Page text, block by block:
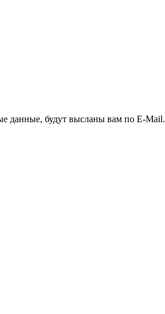
данные, будут высланы вам по E-Mail.